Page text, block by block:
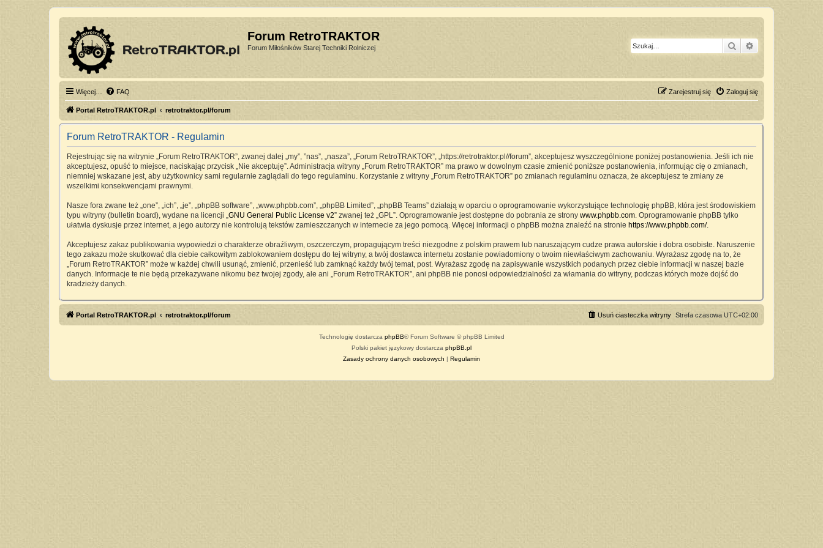
Forum RetroTRAKTOR
Forum Miłośników Starej Techniki Rolniczej Szukaj
Więcej… FAQ Zaloguj się
Zarejestruj się
Portal RetroTRAKTOR.pl retrotraktor.pl/forum
Forum RetroTRAKTOR - Regulamin
Rejestrując się na witrynie „Forum RetroTRAKTOR”, zwanej dalej „my”, ”nas”, „nasza”, „Forum RetroTRAKTOR”, „https://retrotraktor.pl//forum”, akceptujesz wyszczególnione poniżej postanowienia. Jeśli ich nie
akceptujesz, opuść to miejsce, naciskając przycisk „Nie akceptuję”. Administracja witryny „Forum RetroTRAKTOR” ma prawo w dowolnym czasie zmienić poniższe postanowienia, informując cię o zmianach,
niemniej wskazane jest, aby użytkownicy sami regularnie zaglądali do tego regulaminu. Korzystanie z witryny „Forum RetroTRAKTOR” po zmianach regulaminu oznacza, że akceptujesz te zmiany ze
wszelkimi konsekwencjami prawnymi.
Nasze fora zwane też „one”, „ich”, „je”, „phpBB software”, „www.phpbb.com”, „phpBB Limited”, „phpBB Teams” działają w oparciu o oprogramowanie wykorzystujące technologię phpBB, która jest środowiskiem
typu witryny (bulletin board), wydane na licencji „GNU General Public License v2” zwanej też „GPL”. Oprogramowanie jest dostępne do pobrania ze strony www.phpbb.com. Oprogramowanie phpBB tylko
ułatwia dyskusje przez internet, a jego autorzy nie kontrolują tekstów zamieszczanych w internecie za jego pomocą. Więcej informacji o phpBB można znaleźć na stronie https://www.phpbb.com/.
Akceptujesz zakaz publikowania wypowiedzi o charakterze obraźliwym, oszczerczym, propagującym treści niezgodne z polskim prawem lub naruszającym cudze prawa autorskie i dobra osobiste. Naruszenie
tego zakazu może skutkować dla ciebie całkowitym zablokowaniem dostępu do tej witryny, a twój dostawca internetu zostanie powiadomiony o twoim niewłaściwym zachowaniu. Wyrażasz zgodę na to, że
„Forum RetroTRAKTOR” może w każdej chwili usunąć, zmienić, przenieść lub zamknąć każdy twój temat, post. Wyrażasz zgodę na zapisywanie wszystkich podanych przez ciebie informacji w naszej bazie
danych. Informacje te nie będą przekazywane nikomu bez twojej zgody, ale ani „Forum RetroTRAKTOR”, ani phpBB nie ponosi odpowiedzialności za włamania do witryny, podczas których może dojść do
kradzieży danych.
Portal RetroTRAKTOR.pl retrotraktor.pl/forum Strefa czasowa UTC+02:00
Usuń ciasteczka witryny
Technologię dostarcza phpBB® Forum Software © phpBB Limited
Polski pakiet językowy dostarcza phpBB.pl
Zasady ochrony danych osobowych | Regulamin